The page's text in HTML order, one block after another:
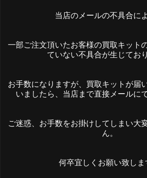
当店のメールの不具合に
一部ご注文頂いたお客様の買取キット
ていない不具合が生じてお
お手数になりますが、買取キットが届
いましたら、当店まで直接メールに
ご迷惑、お手数をお掛けしてしまい大
ん。
何卒宜しくお願い致しま